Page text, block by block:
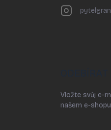
Vložte svůj e-
našem e-